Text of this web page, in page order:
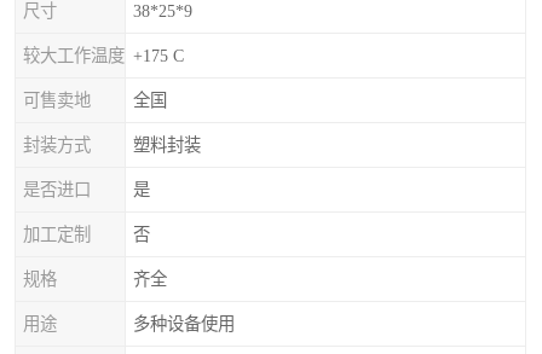
尺寸 38*25*9
较大工作温度 +175 C
可售卖地 全国
封装方式 塑料封装
是否进口 是
加工定制 否
规格 齐全
用途 多种设备使用